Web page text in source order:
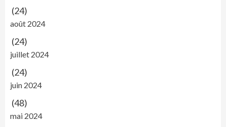
(24)
août 2024
(24)
juillet 2024
(24)
juin 2024
(48)
mai 2024